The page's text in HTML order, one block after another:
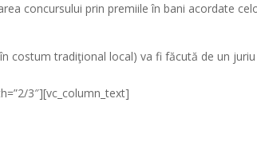
concursului prin premiile în bani acordate
costum tradiţional local) va fi făcută de un
3″][vc_column_text]